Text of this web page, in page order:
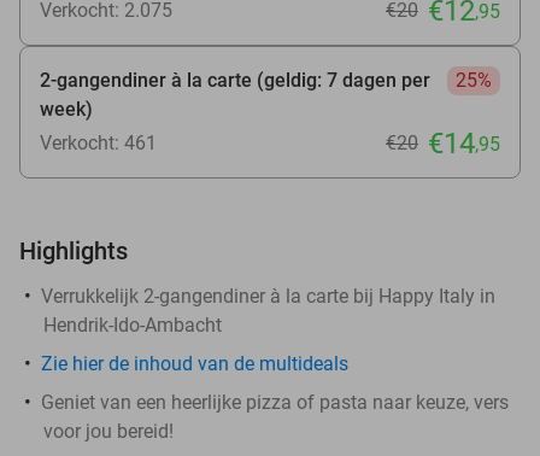
Verkocht: 2.075 €20 €12,95
2-gangendiner à la carte (geldig: 7 dagen per
week)
25%
Verkocht: 461 €20 €14,95
Highlights
Verrukkelijk 2-gangendiner à la carte bij Happy Italy in
Hendrik-Ido-Ambacht
Zie hier de inhoud van de multideals
Geniet van een heerlijke pizza of pasta naar keuze, vers
voor jou bereid!